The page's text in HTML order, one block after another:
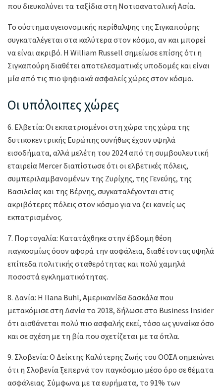
που διευκολύνει τα ταξίδια στη Νοτιοανατολική Ασία.
Το σύστημα υγειονομικής περίθαλψης της Σιγκαπούρης
συγκαταλέγεται στα καλύτερα στον κόσμο, αν και μπορεί
να είναι ακριβό. Η William Russell σημείωσε επίσης ότι η
Σιγκαπούρη διαθέτει αποτελεσματικές υποδομές και είναι
μία από τις πιο ψηφιακά ασφαλείς χώρες στον κόσμο.
Οι υπόλοιπες χώρες
6. Ελβετία: Οι εκπατρισμένοι στη χώρα της χώρα της
δυτικοκεντρικής Ευρώπης συνήθως έχουν υψηλά
εισοδήματα, αλλά μελέτη του 2024 από τη συμβουλευτική
εταιρεία Mercer διαπίστωσε ότι οι ελβετικές πόλεις,
συμπεριλαμβανομένων της Ζυρίχης, της Γενεύης, της
Βασιλείας και της Βέρνης, συγκαταλέγονται στις
ακριβότερες πόλεις στον κόσμο για να ζει κανείς ως
εκπατρισμένος.
7. Πορτογαλία: Κατατάχθηκε στην έβδομη θέση
παγκοσμίως όσον αφορά την ασφάλεια, διαθέτοντας υψηλά
επίπεδα πολιτικής σταθερότητας και πολύ χαμηλά
ποσοστά εγκληματικότητας.
8. Δανία: Η Ilana Buhl, Αμερικανίδα δασκάλα που
μετακόμισε στη Δανία το 2018, δήλωσε στο Business Insider
ότι αισθάνεται πολύ πιο ασφαλής εκεί, τόσο ως γυναίκα όσο
και σε σχέση με τη βία που σχετίζεται με τα όπλα.
9. Σλοβενία: Ο Δείκτης Καλύτερης Ζωής του ΟΟΣΑ σημειώνει
ότι η Σλοβενία ξεπερνά τον παγκόσμιο μέσο όρο σε θέματα
ασφάλειας. Σύμφωνα με τα ευρήματα, το 91% των